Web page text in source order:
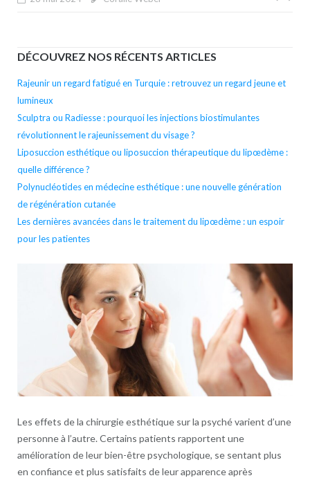
Les effets de la chirurgie esthétique sur la psyché varient d’une
personne à l’autre. Certains patients rapportent une
amélioration de leur bien-être psychologique, se sentant plus
en confiance et plus satisfaits de leur apparence après
DÉCOUVREZ NOS RÉCENTS ARTICLES
Rajeunir un regard fatigué en Turquie : retrouvez un regard jeune et
lumineux
Sculptra ou Radiesse : pourquoi les injections biostimulantes
révolutionnent le rajeunissement du visage ?
Liposuccion esthétique ou liposuccion thérapeutique du lipœdème :
quelle différence ?
Polynucléotides en médecine esthétique : une nouvelle génération
de régénération cutanée
Les dernières avancées dans le traitement du lipœdème : un espoir
pour les patientes